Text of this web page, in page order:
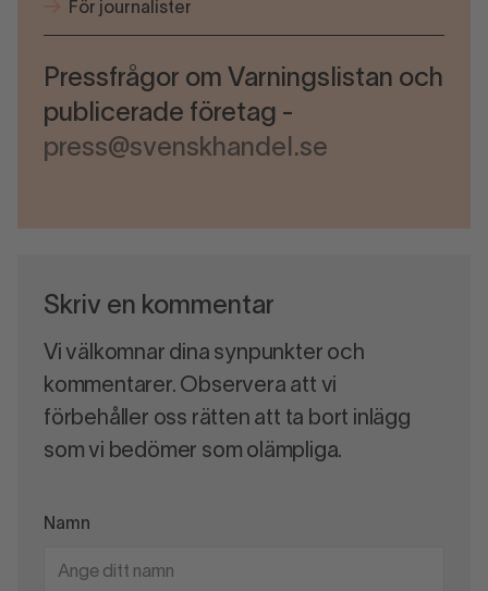
För journalister
Pressfrågor om Varningslistan och
publicerade företag -
press@svenskhandel.se
Skriv en kommentar
Vi välkomnar dina synpunkter och
kommentarer. Observera att vi
förbehåller oss rätten att ta bort inlägg
som vi bedömer som olämpliga.
Namn